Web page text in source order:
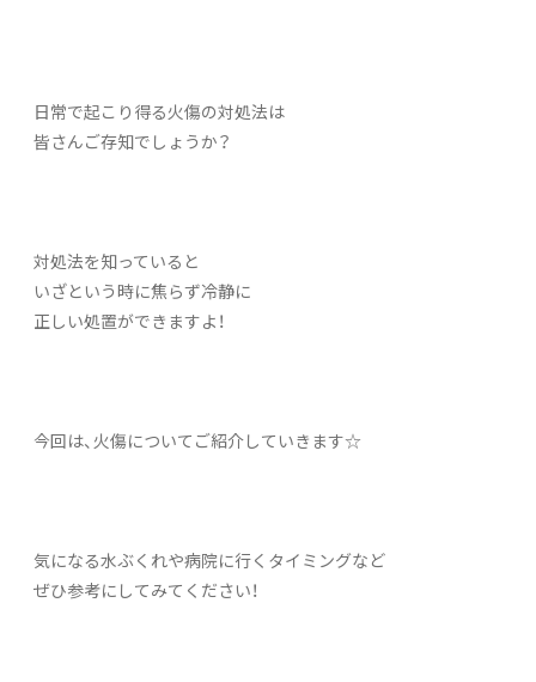
日常で起こり得る火傷の対処法は
皆さんご存知でしょうか？
対処法を知っていると
いざという時に焦らず冷静に
正しい処置ができますよ！
今回は、火傷についてご紹介していきます☆
気になる水ぶくれや病院に行くタイミングなど
ぜひ参考にしてみてください！